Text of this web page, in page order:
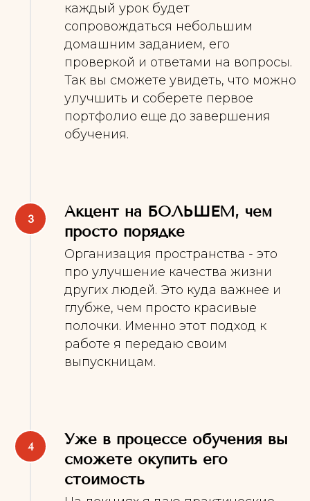
каждый урок будет
сопровождаться небольшим
домашним заданием, его
проверкой и ответами на вопросы.
Так вы сможете увидеть, что можно
улучшить и соберете первое
портфолио еще до завершения
обучения.
Акцент на БОЛЬШЕМ, чем
просто порядке
Организация пространства - это
про улучшение качества жизни
других людей. Это куда важнее и
глубже, чем просто красивые
полочки. Именно этот подход к
работе я передаю своим
выпускницам.
Уже в процессе обучения вы
сможете окупить его
стоимость